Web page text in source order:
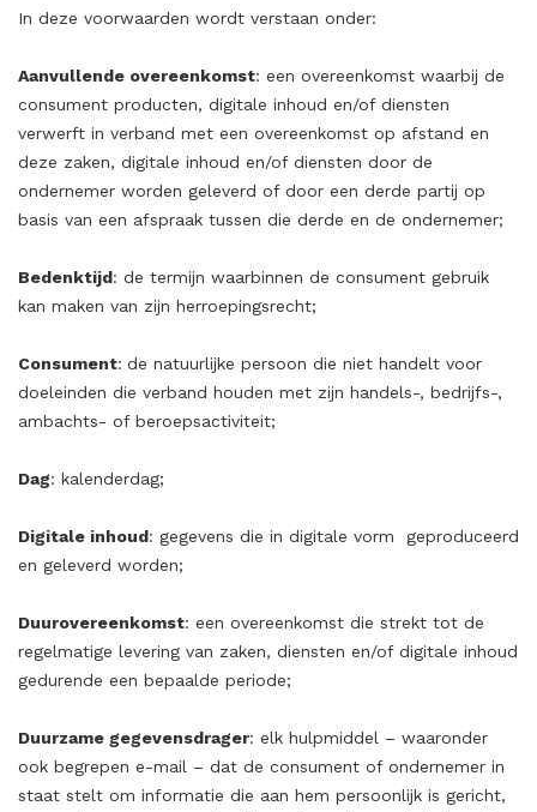
In deze voorwaarden wordt verstaan onder:
Aanvullende overeenkomst: een overeenkomst waarbij de
consument producten, digitale inhoud en/of diensten
verwerft in verband met een overeenkomst op afstand en
deze zaken, digitale inhoud en/of diensten door de
ondernemer worden geleverd of door een derde partij op
basis van een afspraak tussen die derde en de ondernemer;
Bedenktijd: de termijn waarbinnen de consument gebruik
kan maken van zijn herroepingsrecht;
Consument: de natuurlijke persoon die niet handelt voor
doeleinden die verband houden met zijn handels-, bedrijfs-,
ambachts- of beroepsactiviteit;
Dag: kalenderdag;
Digitale inhoud: gegevens die in digitale vorm
geproduceerd
en geleverd worden;
Duurovereenkomst: een overeenkomst die strekt tot de
regelmatige levering van zaken, diensten en/of digitale inhoud
gedurende een bepaalde periode;
Duurzame gegevensdrager: elk hulpmiddel – waaronder
ook begrepen e-mail – dat de consument of ondernemer in
staat stelt om informatie die aan hem persoonlijk is gericht,